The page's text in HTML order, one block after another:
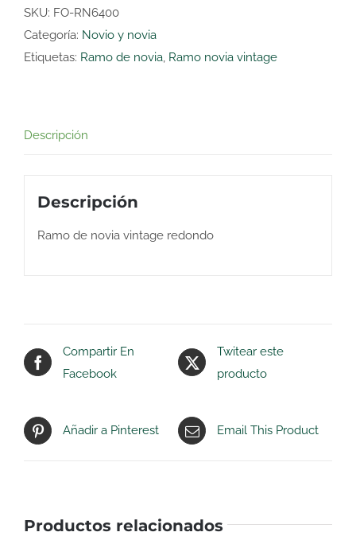
vintage
rosa
cantidad
SKU: FO-RN6400
Categoría: Novio y novia
Etiquetas: Ramo de novia Ramo novia vintage
Descripción
Descripción
Ramo de novia vintage redondo
Compartir En
Facebook
Twitear este
producto
Añadir a Pinterest Email This Product
Productos relacionados